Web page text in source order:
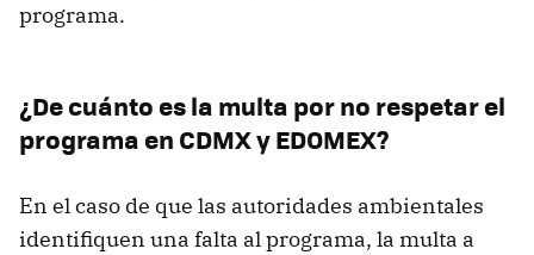
programa.
¿De cuánto es la multa por no respetar el
programa en CDMX y EDOMEX?
En el caso de que las autoridades ambientales
identifiquen una falta al programa, la multa a